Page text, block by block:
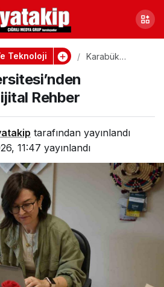
Teknoloji
Karabük
Rehber
tarafından yayınlandı
11:47 yayınlandı
Paylaş